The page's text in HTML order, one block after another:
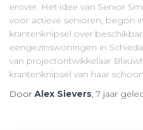
erover. Het idee van Senior
voor actieve senioren, begon
krantenknipsel over
eengezinswoningen in
van projectontwikkelaar
krantenknipsel van haar
Door Alex Sievers, 7 jaar